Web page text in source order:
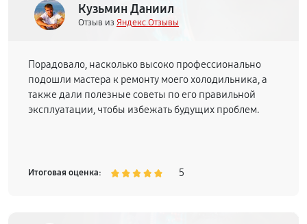
Кузьмин Даниил
Отзыв из Яндекс.Отзывы
Порадовало, насколько высоко профессионально
подошли мастера к ремонту моего холодильника, а
также дали полезные советы по его правильной
эксплуатации, чтобы избежать будущих проблем.
Итоговая оценка: 5